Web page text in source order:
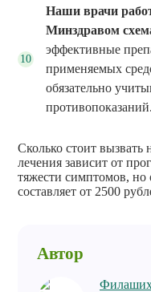
Наши врачи
Минздравом
эффективные
применяемых
обязательно
противопоказаний.
Сколько стоит
лечения зависит от
тяжести симптомов, но
составляет от 2500
Автор